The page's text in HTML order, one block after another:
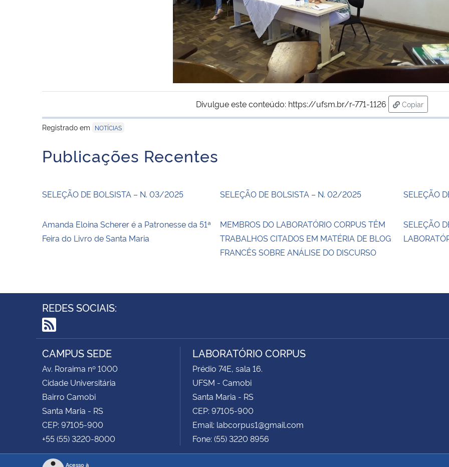
Divulgue este conteúdo: https://ufsm.br/r-771-1126
Copiar
para área
Registrado em
NOTÍCIAS
Publicações Recentes
SELEÇÃO DE BOLSISTA – N. 03/2025 SELEÇÃO DE BOLSISTA – N. 02/2025 SELEÇÃO
Amanda Eloina Scherer é a Patronesse da 51ª
Feira do Livro de Santa Maria
MEMBROS DO LABORATÓRIO CORPUS TÊM
TRABALHOS CITADOS EM MATÉRIA DE BLOG
FRANCÊS SOBRE ANÁLISE DO DISCURSO
SELEÇÃO
REDES SOCIAIS:
RSS
CAMPUS SEDE
Av. Roraima nº 1000
Cidade Universitária
Bairro Camobi
Santa Maria - RS
CEP: 97105-900
+55 (55) 3220-8000
LABORATÓRIO CORPUS
Prédio 74E, sala 16.
UFSM - Camobi
Santa Maria - RS
CEP: 97105-900
Email: labcorpus1@gmail.com
Fone: (55) 3220 8956
Acesso à